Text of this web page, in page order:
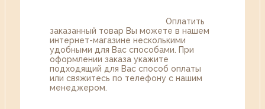
Оплатить
заказанный товар Вы можете в нашем
интернет-магазине несколькими
удобными для Вас способами. При
оформлении заказа укажите
подходящий для Вас способ оплаты
или свяжитесь по телефону с нашим
менеджером.